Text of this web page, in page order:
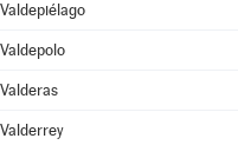
Valdepiélago
Valdepolo
Valderas
Valderrey